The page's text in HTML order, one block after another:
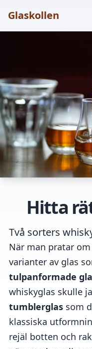
Glaskollen
Hitta
Två sorters
När man pratar
varianter av glas
tulpanformade
whiskyglas skulle
tumblerglas som
klassiska
rejäl botten och